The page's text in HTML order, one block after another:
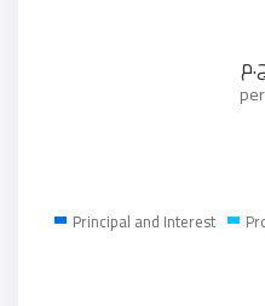
Principal and Interest